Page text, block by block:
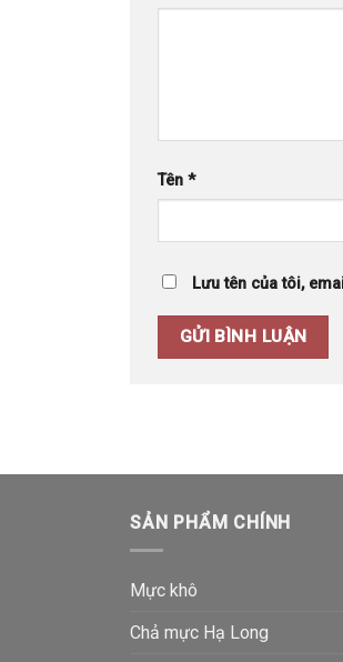
Tên *
Lưu tên của tôi,
SẢN PHẨM CHÍNH
Mực khô
Chả mực Hạ Long